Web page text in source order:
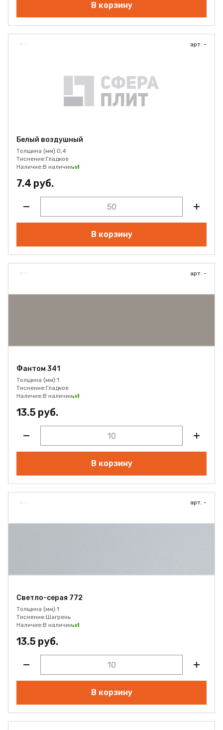
В корзину
арт. -
Белый воздушный
Толщина (мм):0,4
Тиснение:Гладкое
Наличие:В наличии
7.4 руб.
В корзину
арт. -
Фантом 341
Толщина (мм):1
Тиснение:Гладкое
Наличие:В наличии
13.5 руб.
В корзину
арт. -
Светло-серая 772
Толщина (мм):1
Тиснение:Шагрень
Наличие:В наличии
13.5 руб.
В корзину